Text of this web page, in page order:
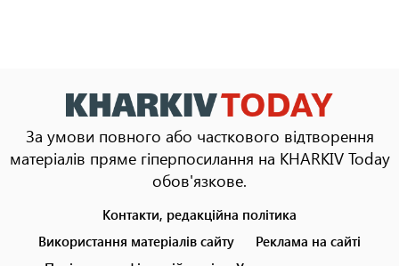
За умови повного або часткового відтворення
матеріалів пряме гіперпосилання на KHARKIV Today
обов'язкове.
menu
Контакти, редакційна політика
Використання матеріалів сайту
Реклама на сайті